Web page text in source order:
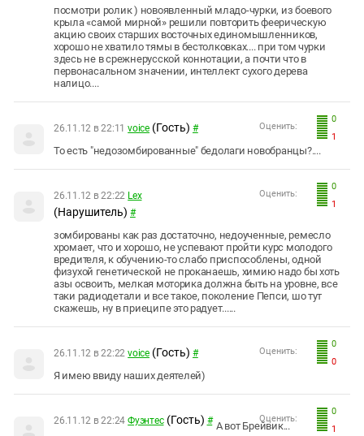
посмотри ролик ) новоявленный младо-чурки, из боевого
крыла «самой мирной» решили повторить феерическую
акцию своих старших восточных единомышленников,
хорошо не хватило тямы в бестолковках.... при том чурки
здесь не в срежнерусской коннотации, а почти что в
первонасальном значении, интеллект сухого дерева
налицо....
0
1
Оценить:
26.11.12 в 22:11 voice (Гость) #
То есть "недозомбированные" бедолаги новобранцы?....
0
1
Оценить:
26.11.12 в 22:22 Leх
(Нарушитель) #
зомбированы как раз достаточно, недоученные, ремесло
хромает, что и хорошо, не успевают пройти курс молодого
вредителя, к обучению-то слабо приспособлены, одной
физухой генетической не проканаешь, химию надо бы хоть
азы освоить, мелкая моторика должна быть на уровне, все
таки радиодетали и все такое, поколение Пепси, шо тут
скажешь, ну в приеципе это радует......
0
0
Оценить:
26.11.12 в 22:22 voice (Гость) #
Я имею ввиду наших деятелей)
0
1
Оценить:
26.11.12 в 22:24 Фуэнтес (Гость) # А вот Брейвик...